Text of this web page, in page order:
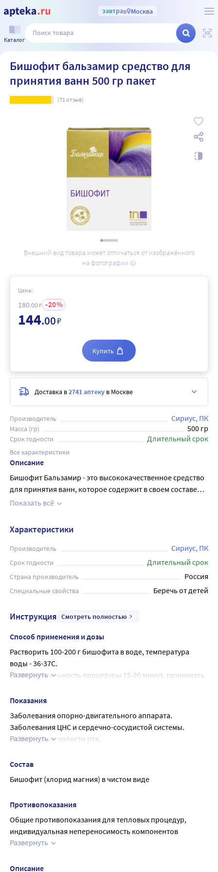
завтрав Москва
Каталог
Бишофит бальзамир средство для
принятия ванн 500 гр пакет
(71отзыв)
Внешний вид товара может отличаться от изображённого
на фотографии
Производитель Сириус, ПК
Масса (гр) 500 гр
Срок годности Длительный срок
Все характеристики
Описание
Бишофит Бальзамир - это высококачественное средство
для принятия ванн, которое содержит в своем составе
уникальный природный минерал Бишофит. Данный
рассасывающим, антиспастическим,
сосудорасширяющим действием, а также за счет наличия
брома - успокаивающим. Снимает воспаление и боль в
суставах. Бишофит Бальзамир является универсальным
расслабляющих ванн, так и для лечебных процедур при
наличии кожных заболеваний. Данный продукт прошел
дерматологами и косметологами, что подтверждает его
Показать всё
Цена:
180.00₽ 20
144.00₽
Купить
Доставка в2741 аптеку в Москве
Характеристики
Производитель Сириус, ПК
Срок годности Длительный срок
Страна производитель Россия
Специальные свойства Беречь от детей
Инструкция Смотреть полностью
Способ применения и дозы
Растворить 100-200 г бишофита в воде, температура
воды - 36-37С.
Продолжительность процедуры 15-20 минут, принимать
Развернуть
Показания
Заболевания опорно-двигательного аппарата.
Заболевания ЦНС и сердечно-сосудистой системы.
Заболевания полости рта.
Ослабленный иммунитет.
Ситуация стресса.
Ослабленный иммунитет.
Развернуть
Состав
Бишофит (хлорид магния) в чистом виде
Противопоказания
Общие противопоказания для тепловых процедур,
индивидуальная непереносимость компонентов
средства.
бишофит или его компоненты (бром, йод) и общие
Развернуть
Описание